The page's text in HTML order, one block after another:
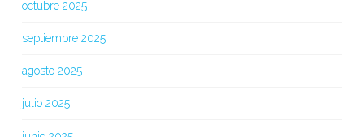
octubre 2025
septiembre 2025
agosto 2025
julio 2025